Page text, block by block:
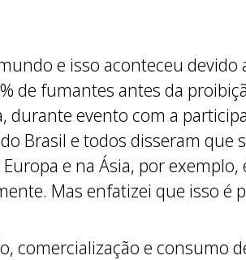
e isso aconteceu
de fumantes antes da
evento com a
Brasil e todos disseram que
e na Ásia, por
Mas enfatizei que isso é
comercialização e consumo